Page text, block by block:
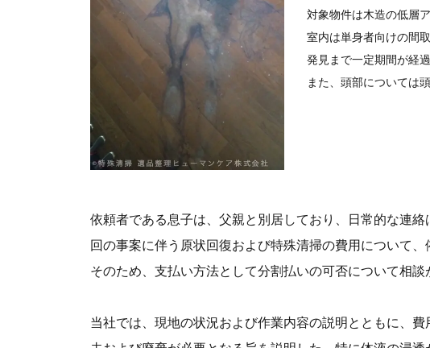
対象物件は木造の低層
室内は単身者向けの間
発見まで一定期間が経
また、頭部については
依頼者である息子は、父親と別居しており、日常的な連
回の事案に伴う原状回復および特殊清掃の費用について
そのため、支払い方法として分割払いの可否について相談
当社では、現地の状況および作業内容の説明とともに、